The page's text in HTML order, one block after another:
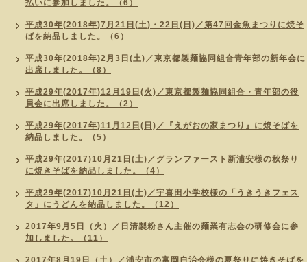
払いに参加しました。（6）
平成30年(2018年)7月21日(土)・22日(日)／第47回金魚まつりに焼そ
ばを納品しました。（6）
平成30年(2018年)2月3日(土)／東京都製麺協同組合青年部の新年会に
出席しました。（8）
平成29年(2017年)12月19日(火)／東京都製麺協同組合・青年部の役
員会に出席しました。（2）
平成29年(2017年)11月12日(日)／『えがおの家まつり』に焼そばを
納品しました。（5）
平成29年(2017)10月21日(土)／グランファースト新浦安様の秋祭り
に焼きそばを納品しました。（4）
平成29年(2017)10月21日(土)／宇喜田小学校様の「うきうきフェス
タ」にうどんを納品しました。（12）
2017年9月5日（火）／日清製粉さん主催の麺業有志会の研修会に参
加しました。（11）
2017年8月19日（土）／浦安市の富岡自治会様の夏祭りに焼きそばを